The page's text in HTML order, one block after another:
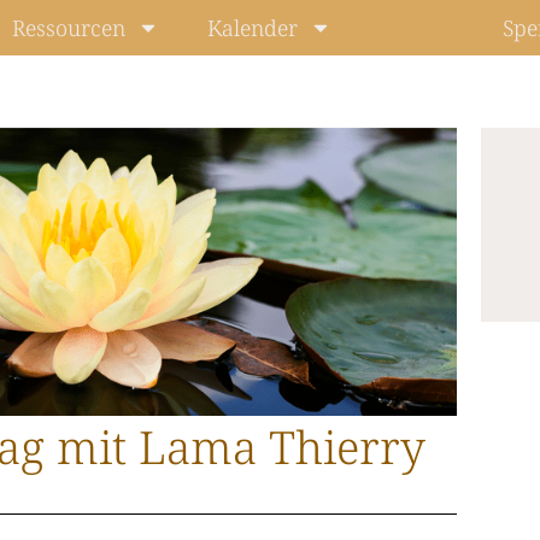
Ressourcen Kalender
mit Lama Thierry